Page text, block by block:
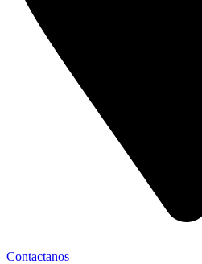
Contactanos